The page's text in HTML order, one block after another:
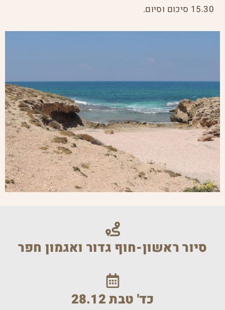
15.30 סיכום וסיום.
סיור ראשון-חוף גדור ואגמון חפר
כד' טבת 28.12